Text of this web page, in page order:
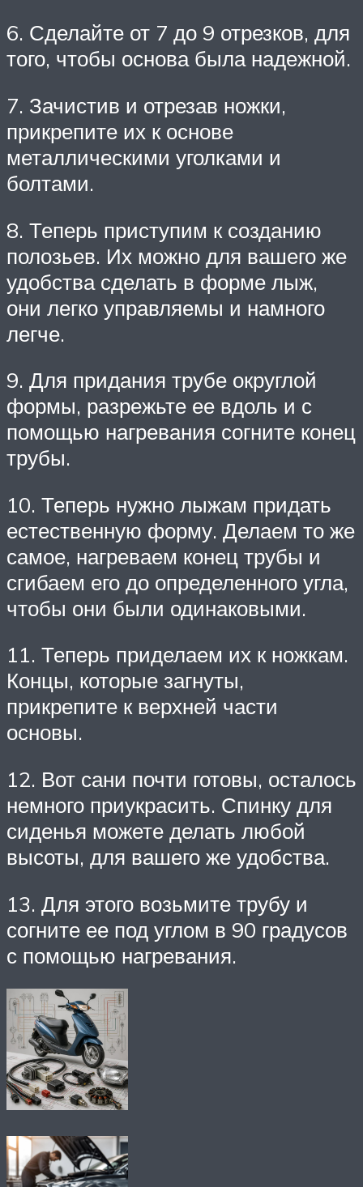
6. Сделайте от 7 до 9 отрезков, для
того, чтобы основа была надежной.
7. Зачистив и отрезав ножки,
прикрепите их к основе
металлическими уголками и
болтами.
8. Теперь приступим к созданию
полозьев. Их можно для вашего же
удобства сделать в форме лыж,
они легко управляемы и намного
легче.
9. Для придания трубе округлой
формы, разрежьте ее вдоль и с
помощью нагревания согните конец
трубы.
10. Теперь нужно лыжам придать
естественную форму. Делаем то же
самое, нагреваем конец трубы и
сгибаем его до определенного угла,
чтобы они были одинаковыми.
11. Теперь приделаем их к ножкам.
Концы, которые загнуты,
прикрепите к верхней части
основы.
12. Вот сани почти готовы, осталось
немного приукрасить. Спинку для
сиденья можете делать любой
высоты, для вашего же удобства.
13. Для этого возьмите трубу и
согните ее под углом в 90 градусов
с помощью нагревания.